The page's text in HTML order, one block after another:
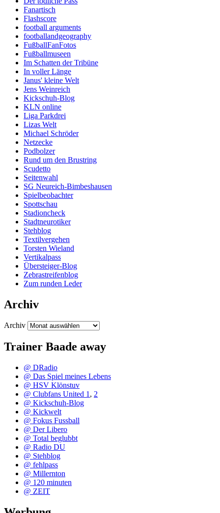
Fanartisch
Flashscore
football arguments
footballandgeography
FußballFanFotos
Fußballmuseen
Im Schatten der Tribüne
In voller Länge
Janus' kleine Welt
Jens Weinreich
Kickschuh-Blog
KLN online
Liga Parkdrei
Lizas Welt
Michael Schröder
Netzecke
Podbolzer
Rund um den Brustring
Scudetto
Seitenwahl
SG Neureich-Bimbeshausen
Spielbeobachter
Spottschau
Stadioncheck
Stadtneurotiker
Stehblog
Textilvergehen
Torsten Wieland
Vertikalpass
Übersteiger-Blog
Zebrastreifenblog
Zum runden Leder
Archiv
Archiv
Trainer Baade away
@ DRadio
@ Das Spiel meines Lebens
@ HSV Klönstuv
@ Clubfans United 1 , 2
@ Kickschuh-Blog
@ Kickwelt
@ Fokus Fussball
@ Der Libero
@ Total beglubbt
@ Radio DU
@ Stehblog
@ fehlpass
@ Millernton
@ 120 minuten
@ ZEIT